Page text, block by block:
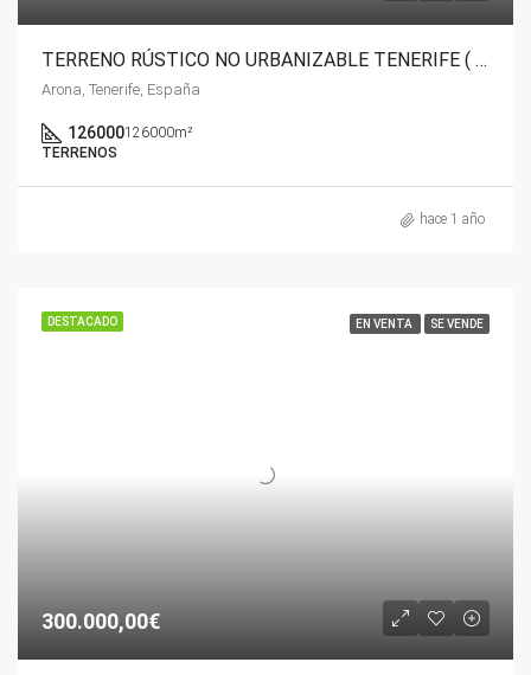
TERRENO RÚSTICO NO URBANIZABLE TENERIFE ( ARONA)
Arona, Tenerife, España
126000126000m²
TERRENOS
hace 1 año
DESTACADO EN VENTA SE VENDE
300.000,00€